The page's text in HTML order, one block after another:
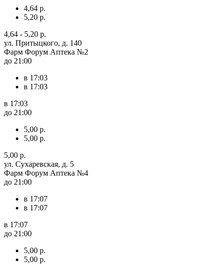
4,64 р.
5,20 р.
4,64 - 5,20 р.
ул. Притыцкого, д. 140
Фарм Форум Аптека №2
до 21:00
в 17:03
в 17:03
в 17:03
до 21:00
5,00 р.
5,00 р.
5,00 р.
ул. Сухаревская, д. 5
Фарм Форум Аптека №4
до 21:00
в 17:07
в 17:07
в 17:07
до 21:00
5,00 р.
5,00 р.